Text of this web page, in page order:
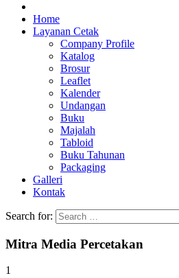
Jasa Cetak Online DMG Printing
Home
Layanan Cetak
Company Profile
Katalog
Brosur
Leaflet
Kalender
Undangan
Buku
Majalah
Tabloid
Buku Tahunan
Packaging
Galleri
Kontak
Search for:
Mitra Media Percetakan
1